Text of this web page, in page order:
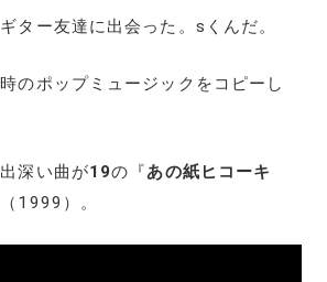
ター友達に出会った。sくんだ。
のポップミュージックをコピーし
深い曲が19の『あの紙ヒコーキ
1999）。